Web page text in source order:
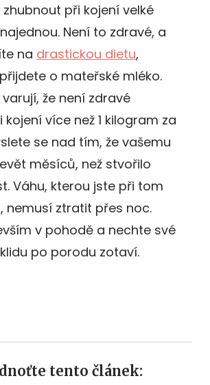
zhubnout při kojení velké
Není to zdravé, a
na drastickou dietu,
o mateřské mléko.
že není zdravé
více než 1 kilogram za
se nad tím, že vašemu
měsíců, než stvořilo
Váhu, kterou jste při tom
nemusí ztratit přes noc.
v pohodě a nechte své
po porodu zotaví.
tento článek: